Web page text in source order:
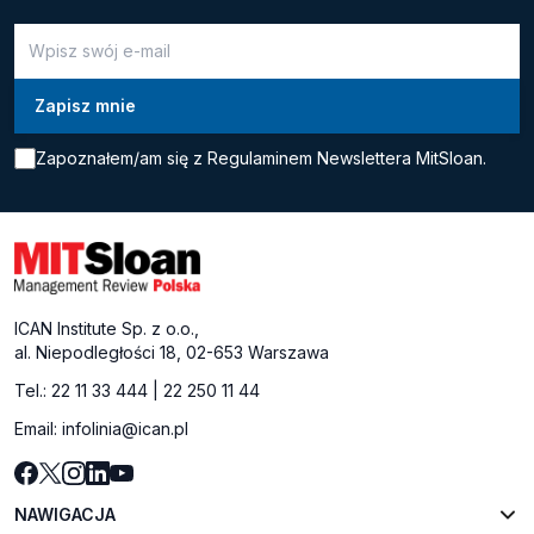
Zapoznałem/am się z Regulaminem Newslettera MitSloan.
NAWIGACJA
ICAN Institute Sp. z o.o.,
al. Niepodległości 18, 02-653 Warszawa
Tel.: 22 11 33 444
22 250 11 44
Email: infolinia@ican.pl